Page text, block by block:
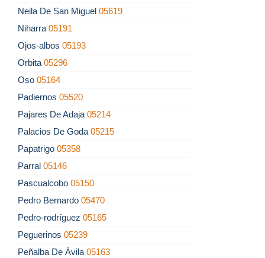
Neila De San Miguel 05619
Niharra 05191
Ojos-albos 05193
Orbita 05296
Oso 05164
Padiernos 05520
Pajares De Adaja 05214
Palacios De Goda 05215
Papatrigo 05358
Parral 05146
Pascualcobo 05150
Pedro Bernardo 05470
Pedro-rodríguez 05165
Peguerinos 05239
Peñalba De Ávila 05163